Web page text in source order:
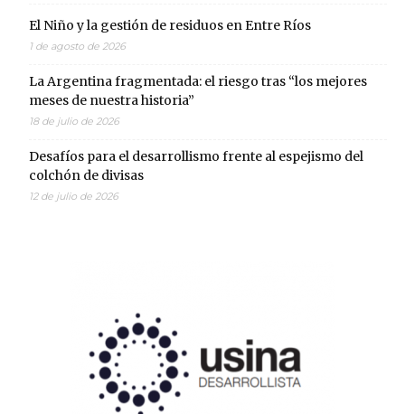
El Niño y la gestión de residuos en Entre Ríos
1 de agosto de 2026
La Argentina fragmentada: el riesgo tras “los mejores
meses de nuestra historia”
18 de julio de 2026
Desafíos para el desarrollismo frente al espejismo del
colchón de divisas
12 de julio de 2026